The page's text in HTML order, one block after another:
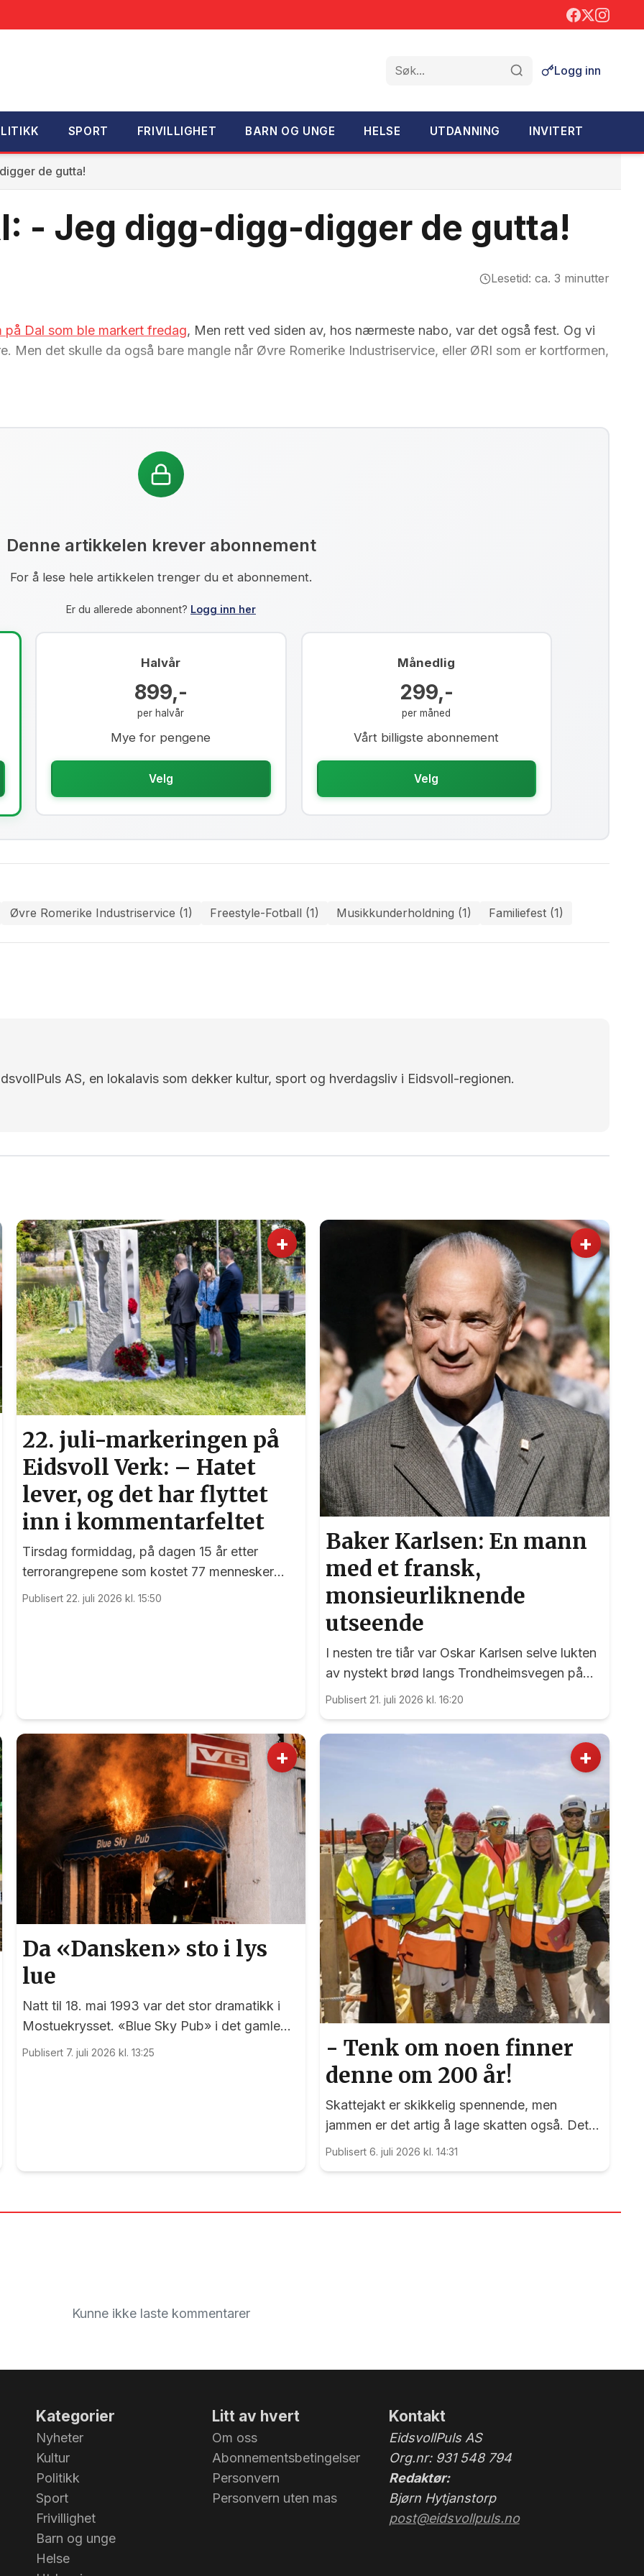
Søk
Logg inn
SPORT FRIVILLIGHET BARN OG UNGE HELSE UTDANNING INVITERT
de gutta!
- Jeg digg-digg-digger de gutta!
Lesetid: ca. 3 minutter
på Dal som ble markert fredag, Men rett ved siden av, hos nærmeste nabo, var det også fest. Og vi
Men det skulle da også bare mangle når Øvre Romerike Industriservice, eller ØRI som er kortformen,
Denne artikkelen krever abonnement
For å lese hele artikkelen trenger du et abonnement.
Er du allerede abonnent? Logg inn her
Halvår
899,-
per halvår
Mye for pengene
Velg
Månedlig
299,-
per måned
Vårt billigste abonnement
Velg
Øvre Romerike Industriservice (1) Freestyle-Fotball (1) Musikkunderholdning (1) Familiefest (1)
AS, en lokalavis som dekker kultur, sport og hverdagsliv i Eidsvoll-regionen.
+
22. juli-markeringen på
Eidsvoll Verk: – Hatet
lever, og det har flyttet
inn i kommentarfeltet
Tirsdag formiddag, på dagen 15 år etter
terrorangrepene som kostet 77 mennesker
livet, var det en sterk markering ved 22. juli-
Publisert 22. juli 2026 kl. 15:50
+
Baker Karlsen: En mann
med et fransk,
monsieurliknende
utseende
I nesten tre tiår var Oskar Karlsen selve lukten
av nystekt brød langs Trondheimsvegen på
Dal.
Publisert 21. juli 2026 kl. 16:20
+
Da «Dansken» sto i lys
lue
Natt til 18. mai 1993 var det stor dramatikk i
Mostuekrysset. «Blue Sky Pub» i det gamle
Autoimport-bygget sto plutselig i full fyr, og
Publisert 7. juli 2026 kl. 13:25
+
- Tenk om noen finner
denne om 200 år!
Skattejakt er skikkelig spennende, men
jammen er det artig å lage skatten også. Det
kan nemlig elevene ved Vilberg barneskole
Publisert 6. juli 2026 kl. 14:31
Kunne ikke laste kommentarer
Kategorier
Nyheter
Kultur
Politikk
Sport
Frivillighet
Barn og unge
Helse
Litt av hvert
Om oss
Abonnementsbetingelser
Personvern
Personvern uten mas
Kontakt
EidsvollPuls AS
Org.nr: 931 548 794
Redaktør:
Bjørn Hytjanstorp
post@eidsvollpuls.no